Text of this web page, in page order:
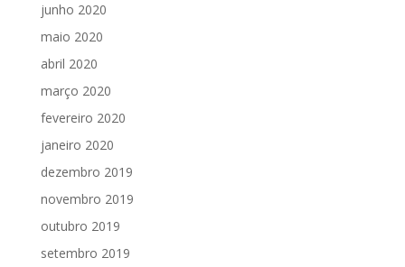
junho 2020
maio 2020
abril 2020
março 2020
fevereiro 2020
janeiro 2020
dezembro 2019
novembro 2019
outubro 2019
setembro 2019